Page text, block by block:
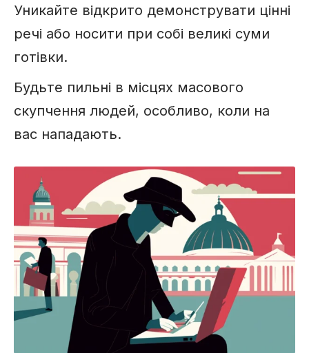
Уникайте відкрито демонструвати цінні
речі або носити при собі великі суми
готівки.
Будьте пильні в місцях масового
скупчення людей, особливо, коли на
вас нападають.